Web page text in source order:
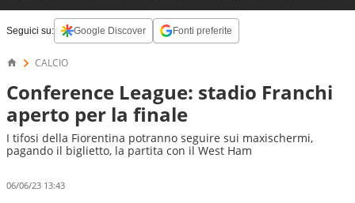
Seguici su: Google Discover Fonti preferite
CALCIO
Conference League: stadio Franchi
aperto per la finale
I tifosi della Fiorentina potranno seguire sui maxischermi,
pagando il biglietto, la partita con il West Ham
06/06/23 13:43